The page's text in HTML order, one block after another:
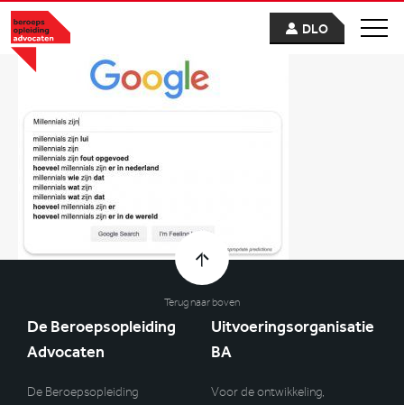
DLO
Terug naar boven
De Beroepsopleiding
Advocaten
De Beroepsopleiding
Uitvoeringsorganisatie
BA
Voor de ontwikkeling,